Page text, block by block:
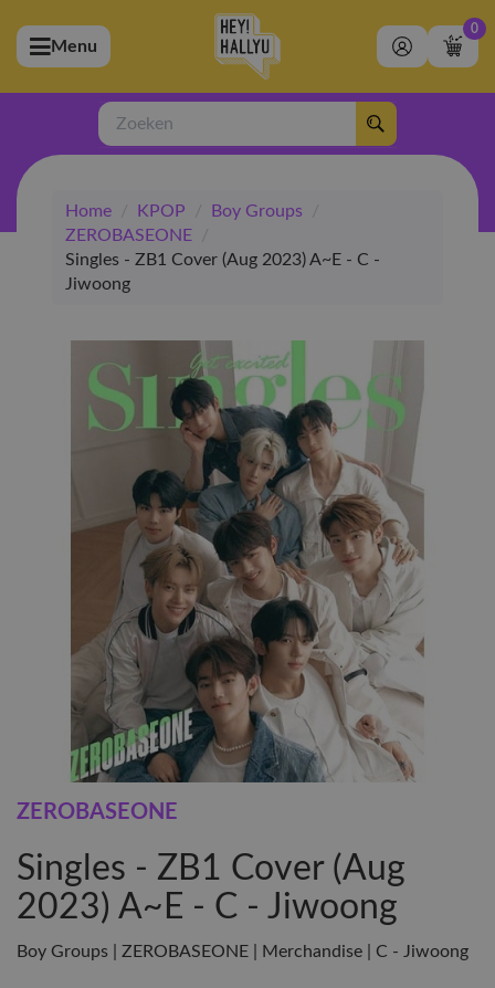
(Artiesten)
(Merchandise)
(Exclusive)
(Winkel)
Menu
0
Zoeken
Home / KPOP / Boy Groups
/
ZEROBASEONE
/
Singles - ZB1 Cover (Aug 2023) A~E - C -
Jiwoong
ZEROBASEONE
Singles - ZB1 Cover (Aug
2023) A~E - C - Jiwoong
Boy Groups | ZEROBASEONE | Merchandise | C - Jiwoong